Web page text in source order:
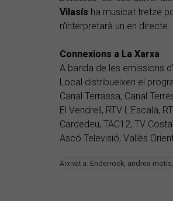
Vilasís ha musicat tretze
n'interpretarà un en directe.
Connexions a La Xarxa
A banda de les emissions
Local distribueixen el
Canal Terrassa, Canal
El Vendrell, RTV L'Escala,
Cardedeu, TAC12, TV
Ascó Televisió, Vallès
Arxivat a: Enderrock andrea motis